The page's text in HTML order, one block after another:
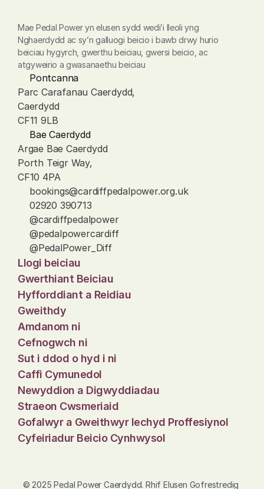
Mae Pedal Power yn elusen sydd wedi’i lleoli yng
Nghaerdydd ac sy’n galluogi beicio i bawb drwy hurio
beiciau hygyrch, gwerthu beiciau, gwersi beicio, ac
atgyweirio a gwasanaethu beiciau
Pontcanna
Parc Carafanau Caerdydd,
Caerdydd
CF11 9LB
Bae Caerdydd
Argae Bae Caerdydd
Porth Teigr Way,
CF10 4PA
bookings@cardiffpedalpower.org.uk
02920 390713
@cardiffpedalpower
@pedalpowercardiff
@PedalPower_Diff
Llogi beiciau
Gwerthiant Beiciau
Hyfforddiant a Reidiau
Gweithdy
Amdanom ni
Cefnogwch ni
Sut i ddod o hyd i ni
Caffi Cymunedol
Newyddion a Digwyddiadau
Straeon Cwsmeriaid
Gofalwyr a Gweithwyr Iechyd Proffesiynol
Cyfeiriadur Beicio Cynhwysol
© 2025 Pedal Power Caerdydd. Rhif Elusen Gofrestredig